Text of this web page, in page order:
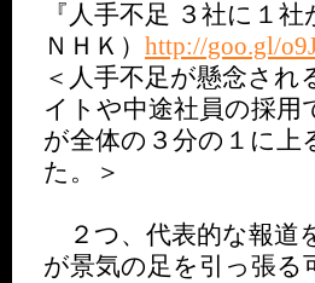
『人手不足 ３社に１
ＮＨＫ） http://goo.gl/
＜人手不足が懸念さ
イトや中途社員の採用
が全体の３分の１に上
た。＞
２つ、代表的な報道
が景気の足を引っ張る